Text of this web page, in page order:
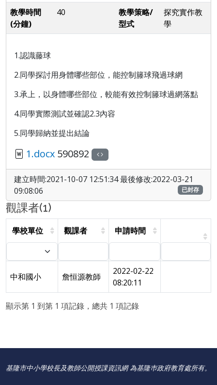
教學時間
(分鐘)
40
教學策略/
型式
探究實作教
學
1.認識藤球
2.同學探討用身體哪些部位，能控制籐球飛過球網
3.承上，以身體哪些部位，較能有效控制籐球過網落點
4.同學實際測試並確認2.3內容
5.同學歸納並提出結論
1.docx 590892
建立時間:2021-10-07 12:51:34 最後修改:2022-03-21
09:08:06
已封存
觀課者(1)
學校單位 觀課者 申請時間
中和國小 詹恒源教師
2022-02-22
08:20:11
顯示第 1 到第 1 項記錄，總共 1 項記錄
基隆市中小學校長及教師公開授課資訊網 為基隆巿政府教育處所有。